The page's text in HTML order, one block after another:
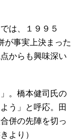
は、１９９５
が事実上決まった
からも興味深い
。橋本健司氏の
う」と呼応。田
併の先陣を切っ
より）